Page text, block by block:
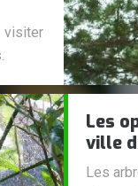
visiter
Les
ville
Les